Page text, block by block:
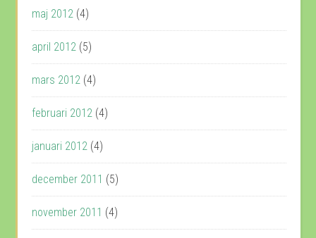
maj 2012 (4)
april 2012 (5)
mars 2012 (4)
februari 2012 (4)
januari 2012 (4)
december 2011 (5)
november 2011 (4)